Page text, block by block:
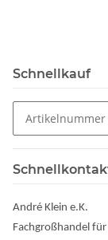
Schnellkauf
André Klein e.K.
Fachgroßhandel